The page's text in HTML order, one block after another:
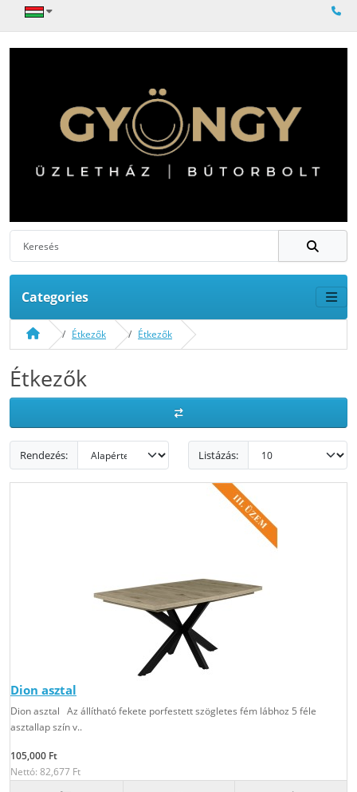
Categories
Étkezők Étkezők
Étkezők
Rendezés: Listázás:
Dion asztal
Dion asztal Az állítható fekete porfestett szögletes fém lábhoz 5 féle
asztallap szín v..
105,000 Ft
Nettó: 82,677 Ft